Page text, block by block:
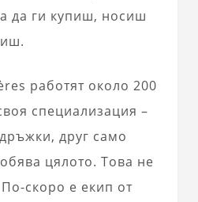
да ги купиш, носиш
работят около 200
специализация –
друг само
цялото. Това не
скоро е екип от